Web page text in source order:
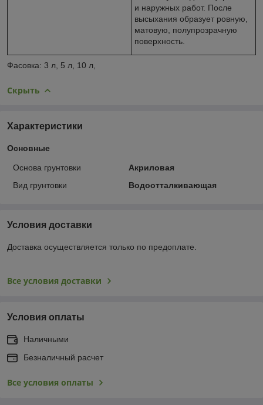
и наружных работ. После
высыхания образует ровную,
матовую, полупрозрачную
поверхность.
Фасовка: 3 л, 5 л, 10 л,
Скрыть
Характеристики
Основные
Основа грунтовки
Акриловая
Вид грунтовки
Водоотталкивающая
Условия доставки
Доставка осуществляется только по предоплате.
Все условия доставки
Условия оплаты
Наличными
Безналичный расчет
Все условия оплаты